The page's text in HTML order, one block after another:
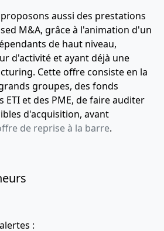
aussi des prestations
M&A, grâce à l'animation d'un
de haut niveau,
d'activité et ayant déjà une
Cette offre consiste en la
groupes, des fonds
ETI et des PME, de faire auditer
d'acquisition, avant
de reprise à la barre.
: